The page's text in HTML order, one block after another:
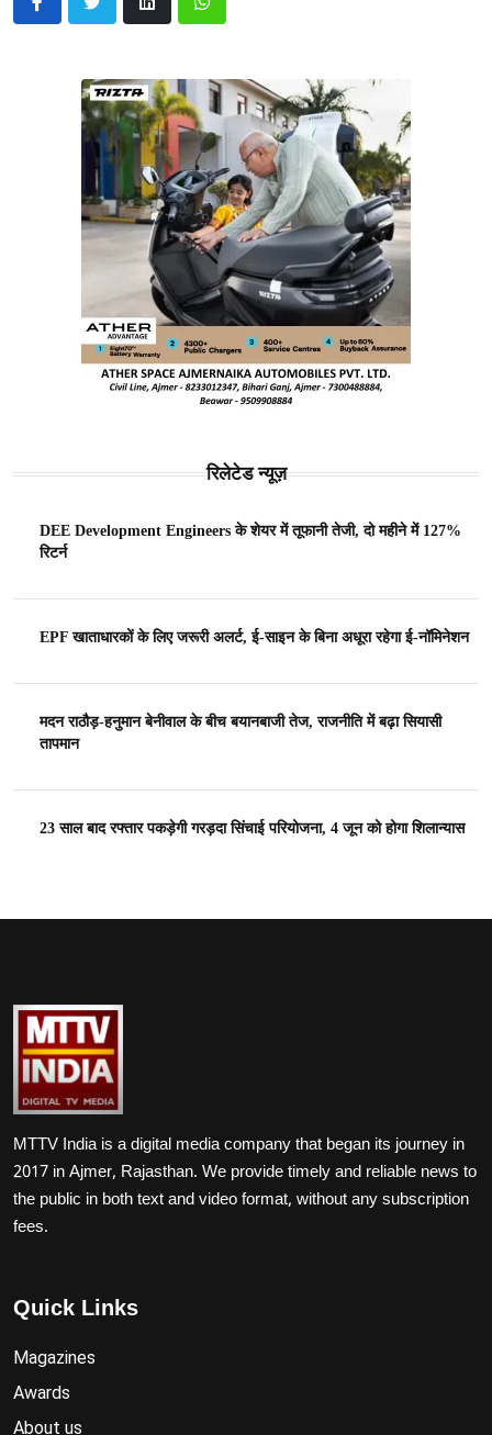
रिलेटेड न्यूज़
DEE Development Engineers के शेयर में तूफानी तेजी, दो महीने में 127%
रिटर्न
EPF खाताधारकों के लिए जरूरी अलर्ट, ई-साइन के बिना अधूरा रहेगा ई-नॉमिनेशन
मदन राठौड़-हनुमान बेनीवाल के बीच बयानबाजी तेज, राजनीति में बढ़ा सियासी
तापमान
23 साल बाद रफ्तार पकड़ेगी गरड़दा सिंचाई परियोजना, 4 जून को होगा शिलान्यास
MTTV India is a digital media company that began its journey in
2017 in Ajmer, Rajasthan. We provide timely and reliable news to
the public in both text and video format, without any subscription
fees.
Quick Links
Magazines
Awards
About us